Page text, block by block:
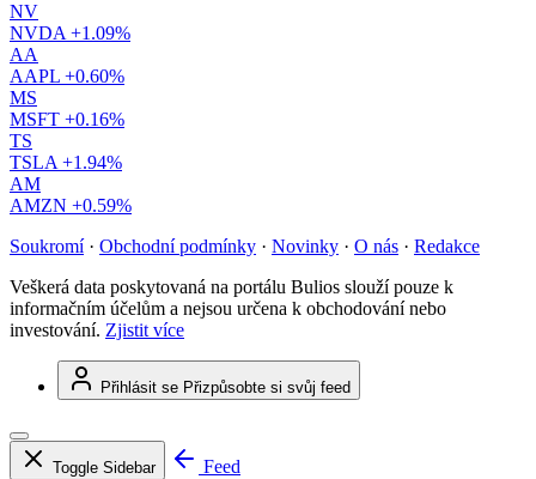
NV
NVDA +1.09%
AA
AAPL +0.60%
MS
MSFT +0.16%
TS
TSLA +1.94%
AM
AMZN +0.59%
Soukromí · Obchodní podmínky · Novinky · O nás · Redakce
Veškerá data poskytovaná na portálu Bulios slouží pouze k
informačním účelům a nejsou určena k obchodování nebo
investování. Zjistit více
Přihlásit se Přizpůsobte si svůj feed
Toggle Sidebar
Feed